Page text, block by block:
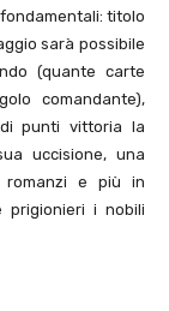
titolo
sarà possibile
(quante carte
comandante),
punti vittoria la
uccisione, una
romanzi e più in
prigionieri i nobili